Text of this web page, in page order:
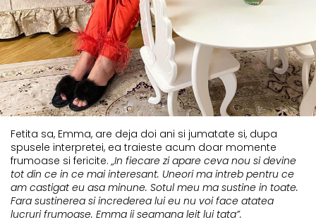
Fetita sa, Emma, are deja doi ani si jumatate si, dupa
spusele interpretei, ea traieste acum doar momente
frumoase si fericite. „In fiecare zi apare ceva nou si devine
tot din ce in ce mai interesant. Uneori ma intreb pentru ce
am castigat eu asa minune. Sotul meu ma sustine in toate.
Fara sustinerea si increderea lui eu nu voi face atatea
lucruri frumoase. Emma ii seamana leit lui tata”.